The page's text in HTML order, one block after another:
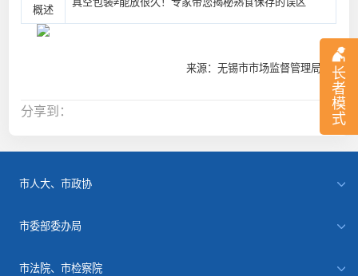
长
者
模
式
概述
来源：无锡市市场监督管理局
分享到：
市人大、市政协
市委部委办局
市法院、市检察院